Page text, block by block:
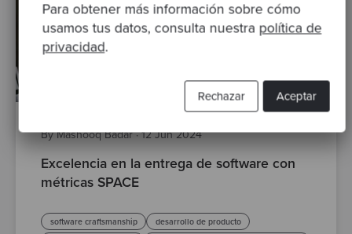
Para obtener más información sobre cómo
usamos tus datos, consulta nuestra política de
privacidad.
Aceptar
Rechazar
By Mashooq Badar· 12 Jun 2024
Excelencia en la entrega de software con
métricas SPACE
software craftsmanship
desarrollo de producto